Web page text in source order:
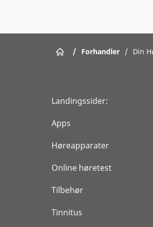
/ Forhandler / Din
Landingssider:
Apps
Høreapparater
Online høretest
Tilbehør
Tinnitus